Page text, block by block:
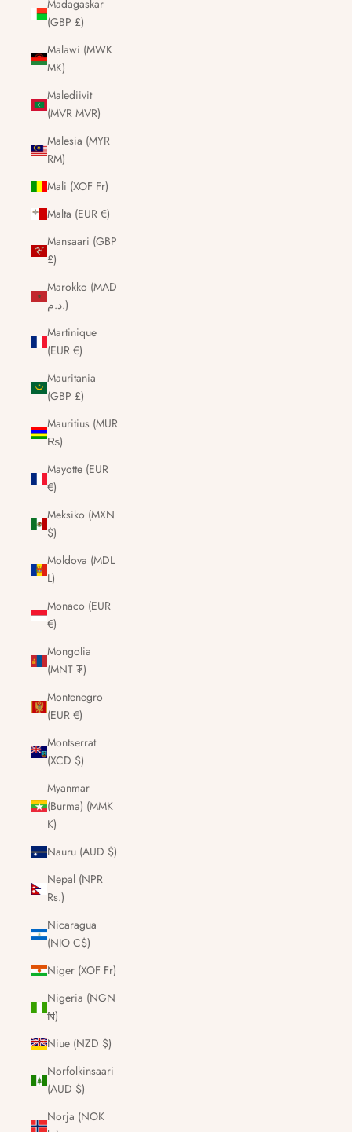
Madagaskar
(GBP £)
Malawi (MWK
MK)
Malediivit
(MVR MVR)
Malesia (MYR
RM)
Mali (XOF Fr)
Malta (EUR €)
Mansaari (GBP
£)
Marokko (MAD
د.م.)
Martinique
(EUR €)
Mauritania
(GBP £)
Mauritius (MUR
₨)
Mayotte (EUR
€)
Meksiko (MXN
$)
Moldova (MDL
L)
Monaco (EUR
€)
Mongolia
(MNT ₮)
Montenegro
(EUR €)
Montserrat
(XCD $)
Myanmar
(Burma) (MMK
K)
Nauru (AUD $)
Nepal (NPR
Rs.)
Nicaragua
(NIO C$)
Niger (XOF Fr)
Nigeria (NGN
₦)
Niue (NZD $)
Norfolkinsaari
(AUD $)
Norja (NOK